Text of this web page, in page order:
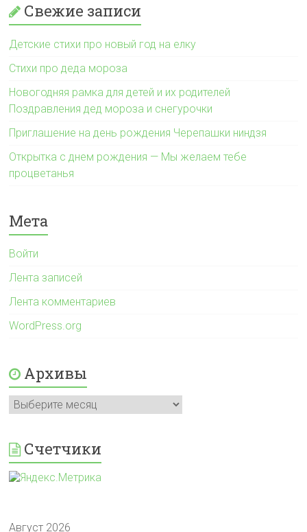
Свежие записи
Детские стихи про новый год на елку
Стихи про деда мороза
Новогодняя рамка для детей и их родителей
Поздравления дед мороза и снегурочки
Приглашение на день рождения Черепашки ниндзя
Открытка с днем рождения — Мы желаем тебе
процветанья
Мета
Войти
Лента записей
Лента комментариев
WordPress.org
Архивы
Архивы
Счетчики
Август 2026